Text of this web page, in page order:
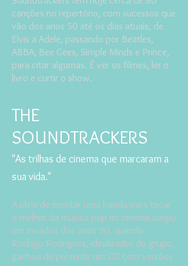
canções no repertório, com sucessos que
vão dos anos 50 até os dias atuais, de
Elvis a Adele, passando por Beatles,
ABBA, Bee Gees, Simple Minds e Prince,
para citar algumas. É ver os filmes, ler o
livro e curtir o show.
THE
SOUNDTRACKERS
"As trilhas de cinema que marcaram a
sua vida."
A ideia de montar uma banda para tocar
o melhor da música pop no cinema surgiu
em meados dos anos 90, quando
Rodrigo Rodrigues, idealizador do grupo,
ganhou de presente um CD com versões